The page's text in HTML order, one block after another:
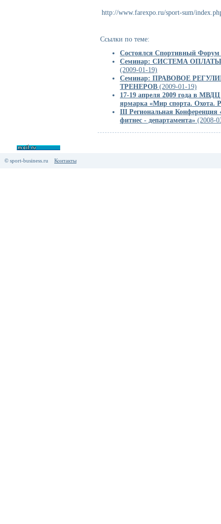
http://www.farexpo.ru/sport-sum/
Ссылки по теме:
Состоялся Спортивный Форум
Семинар: СИСТЕМА
(2009-01-19)
Семинар: ПРАВОВОЕ
ТРЕНЕРОВ (2009-01-19)
17-19 апреля 2009 года в
ярмарка «Мир спорта. Охота.
III Региональная
фитнес - департамента» (2008-
© sport-business.ru Контакты